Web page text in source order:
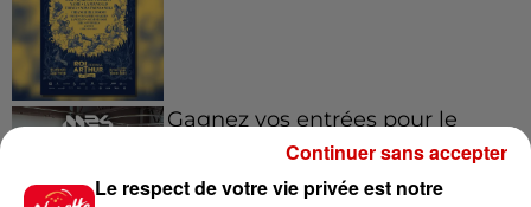
Gagnez vos entrées pour le
Musée du Sport Automobile au
Le respect de votre vie privée est notre
Continuer sans accepter